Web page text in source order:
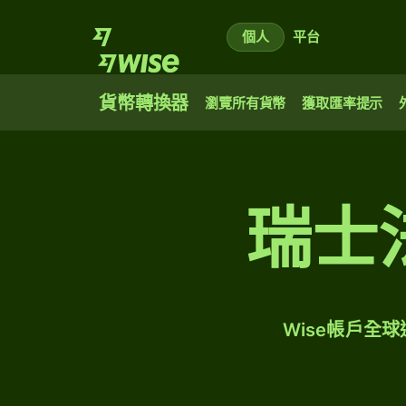
個人 平台
貨幣轉換器 瀏覽所有貨幣 獲取匯率提示
瑞士
Wise帳戶全球